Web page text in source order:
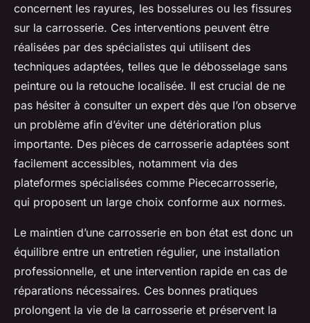
concernent les rayures, les bosselures ou les fissures
sur la carrosserie. Ces interventions peuvent être
réalisées par des spécialistes qui utilisent des
techniques adaptées, telles que le débosselage sans
peinture ou la retouche localisée. Il est crucial de ne
pas hésiter à consulter un expert dès que l’on observe
un problème afin d’éviter une détérioration plus
importante. Des pièces de carrosserie adaptées sont
facilement accessibles, notamment via des
plateformes spécialisées comme Piececarrosserie,
qui proposent un large choix conforme aux normes.
Le maintien d’une carrosserie en bon état est donc un
équilibre entre un entretien régulier, une installation
professionnelle, et une intervention rapide en cas de
réparations nécessaires. Ces bonnes pratiques
prolongent la vie de la carrosserie et préservent la